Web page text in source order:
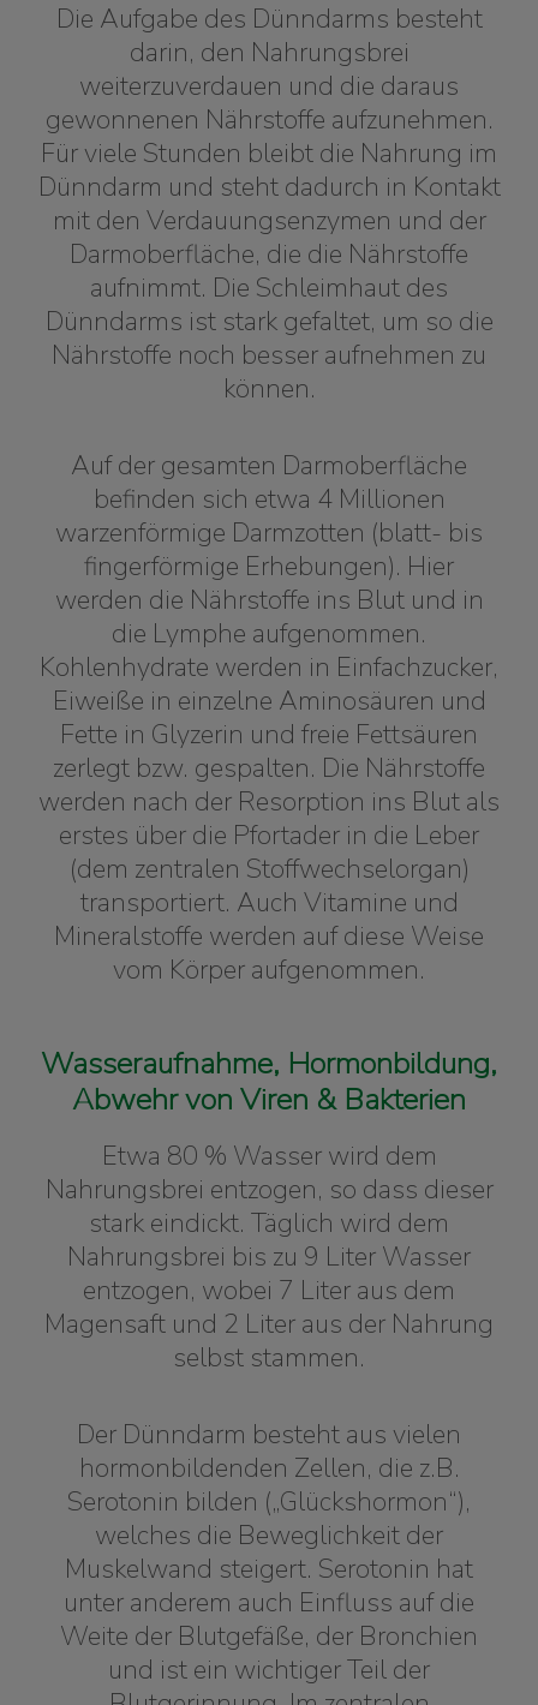
Die Aufgabe des Dünndarms besteht
darin, den Nahrungsbrei
weiterzuverdauen und die daraus
gewonnenen Nährstoffe aufzunehmen.
Für viele Stunden bleibt die Nahrung im
Dünndarm und steht dadurch in Kontakt
mit den Verdauungsenzymen und der
Darmoberfläche, die die Nährstoffe
aufnimmt. Die Schleimhaut des
Dünndarms ist stark gefaltet, um so die
Nährstoffe noch besser aufnehmen zu
können.
Auf der gesamten Darmoberfläche
befinden sich etwa 4 Millionen
warzenförmige Darmzotten (blatt- bis
fingerförmige Erhebungen). Hier
werden die Nährstoffe ins Blut und in
die Lymphe aufgenommen.
Kohlenhydrate werden in Einfachzucker,
Eiweiße in einzelne Aminosäuren und
Fette in Glyzerin und freie Fettsäuren
zerlegt bzw. gespalten. Die Nährstoffe
werden nach der Resorption ins Blut als
erstes über die Pfortader in die Leber
(dem zentralen Stoffwechselorgan)
transportiert. Auch Vitamine und
Mineralstoffe werden auf diese Weise
vom Körper aufgenommen.
Wasseraufnahme, Hormonbildung,
Abwehr von Viren & Bakterien
Etwa 80 % Wasser wird dem
Nahrungsbrei entzogen, so dass dieser
stark eindickt. Täglich wird dem
Nahrungsbrei bis zu 9 Liter Wasser
entzogen, wobei 7 Liter aus dem
Magensaft und 2 Liter aus der Nahrung
selbst stammen.
Der Dünndarm besteht aus vielen
hormonbildenden Zellen, die z.B.
Serotonin bilden („Glückshormon“),
welches die Beweglichkeit der
Muskelwand steigert. Serotonin hat
unter anderem auch Einfluss auf die
Weite der Blutgefäße, der Bronchien
und ist ein wichtiger Teil der